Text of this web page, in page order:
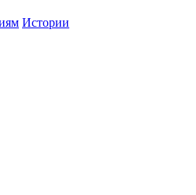
Истории